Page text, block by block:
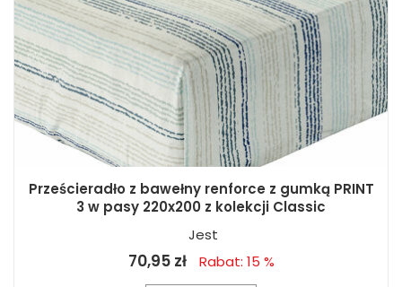
Prześcieradło z bawełny renforce z gumką PRINT
3 w pasy 220x200 z kolekcji Classic
Jest
70,95 zł Rabat: 15 %